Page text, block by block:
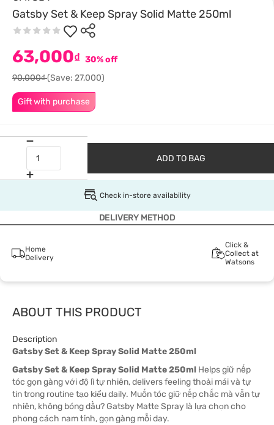
Gatsby Set & Keep Spray Solid Matte 250ml
Gift with purchase
63,000₫ 30% off
90,000₫(Save: 27,000)
ADD TO BAG
Check in-store availability
DELIVERY METHOD
Home
Delivery
Click &
Collect at
Watsons
ABOUT THIS PRODUCT
Description
Gatsby Set & Keep Spray Solid Matte 250ml
Gatsby Set & Keep Spray Solid Matte 250ml Helps giữ nếp
tóc gọn gàng với độ lì tự nhiên, delivers feeling thoải mái và tự
tin trong routine tạo kiểu daily. Muốn tóc giữ nếp chắc mà vẫn tự
nhiên, không bóng dầu? Gatsby Matte Spray là lựa chọn cho
phong cách nam tính, gọn gàng mỗi day.